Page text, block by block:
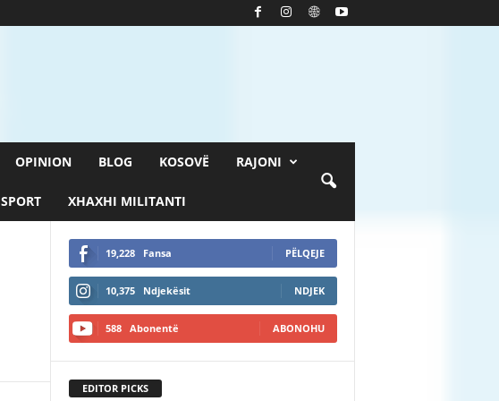
OPINION BLOG KOSOVË RAJONI
SPORT XHAXHI MILITANTI
19,228 Fansa PËLQEJE
10,375 Ndjekësit NDJEK
588 Abonentë ABONOHU
EDITOR PICKS